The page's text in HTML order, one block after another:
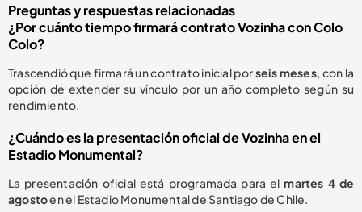
Preguntas y respuestas relacionadas
¿Por cuánto tiempo firmará contrato Vozinha con Colo
Colo?
Trascendió que firmará un contrato inicial porseis meses, con la
opción de extender su vínculo por un año completo según su
rendimiento.
¿Cuándo es la presentación oficial de Vozinha en el
Estadio Monumental?
La presentación oficial está programada para elmartes 4 de
agostoen el Estadio Monumental de Santiago de Chile.